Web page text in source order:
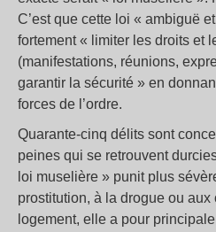
C’est que cette loi « ambiguë
fortement « limiter les droits et
(manifestations, réunions,
garantir la sécurité » en
forces de l’ordre.
Quarante-cinq délits sont
peines qui se retrouvent
loi muselière » punit plus
prostitution, à la drogue ou
logement, elle a pour